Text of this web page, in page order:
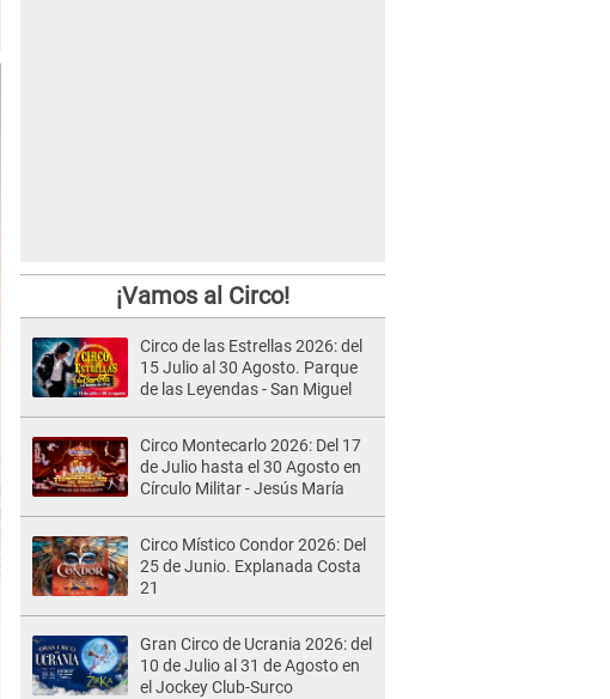
¡Vamos al Circo!
Circo de las Estrellas 2026: del
15 Julio al 30 Agosto. Parque
de las Leyendas - San Miguel
Circo Montecarlo 2026: Del 17
de Julio hasta el 30 Agosto en
Círculo Militar - Jesús María
Circo Místico Condor 2026: Del
25 de Junio. Explanada Costa
21
Gran Circo de Ucrania 2026: del
10 de Julio al 31 de Agosto en
el Jockey Club-Surco